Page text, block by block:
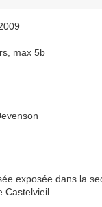
max 5b
exposée dans la
Castelvieil